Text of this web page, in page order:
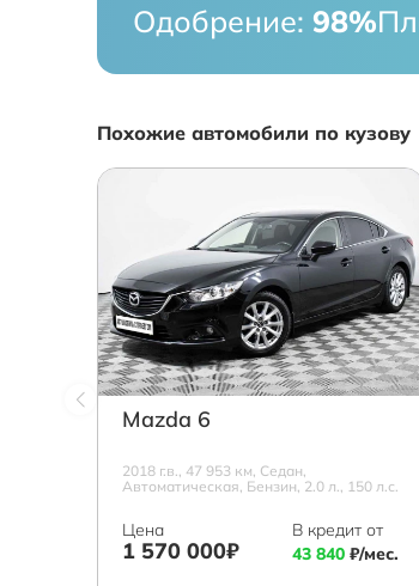
Одобрение: 98%
Похожие автомобили по кузову
Mazda 6
2018 г.в., 47 953 км, Седан,
Автоматическая, Бензин, 2.0 л., 150 л.с.
Цена
1 570 000₽
В кредит от
43 840 ₽/мес.